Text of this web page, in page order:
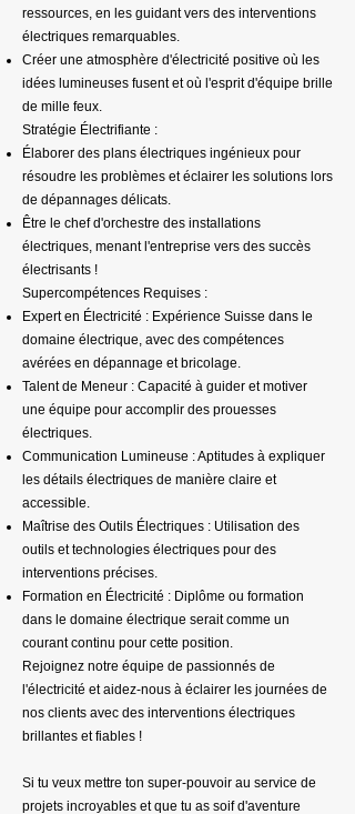
ressources, en les guidant vers des interventions
électriques remarquables.
Créer une atmosphère d'électricité positive où les
idées lumineuses fusent et où l'esprit d'équipe brille
de mille feux.
Stratégie Électrifiante :
Élaborer des plans électriques ingénieux pour
résoudre les problèmes et éclairer les solutions lors
de dépannages délicats.
Être le chef d'orchestre des installations
électriques, menant l'entreprise vers des succès
électrisants !
Supercompétences Requises :
Expert en Électricité : Expérience Suisse dans le
domaine électrique, avec des compétences
avérées en dépannage et bricolage.
Talent de Meneur : Capacité à guider et motiver
une équipe pour accomplir des prouesses
électriques.
Communication Lumineuse : Aptitudes à expliquer
les détails électriques de manière claire et
accessible.
Maîtrise des Outils Électriques : Utilisation des
outils et technologies électriques pour des
interventions précises.
Formation en Électricité : Diplôme ou formation
dans le domaine électrique serait comme un
courant continu pour cette position.
Rejoignez notre équipe de passionnés de
l'électricité et aidez-nous à éclairer les journées de
nos clients avec des interventions électriques
brillantes et fiables !
Si tu veux mettre ton super-pouvoir au service de
projets incroyables et que tu as soif d'aventure